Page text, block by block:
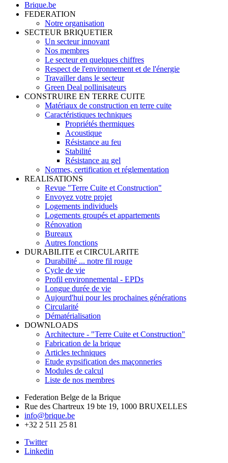
Brique.be
FEDERATION
Notre organisation
SECTEUR BRIQUETIER
Un secteur innovant
Nos membres
Le secteur en quelques chiffres
Respect de l'environnement et de l'énergie
Travailler dans le secteur
Green Deal pollinisateurs
CONSTRUIRE EN TERRE CUITE
Matériaux de construction en terre cuite
Caractéristiques techniques
Propriétés thermiques
Acoustique
Résistance au feu
Stabilité
Résistance au gel
Normes, certification et réglementation
REALISATIONS
Revue "Terre Cuite et Construction"
Envoyez votre projet
Logements individuels
Logements groupés et appartements
Rénovation
Bureaux
Autres fonctions
DURABILITE et CIRCULARITE
Durabilité ... notre fil rouge
Cycle de vie
Profil environnemental - EPDs
Longue durée de vie
Aujourd'hui pour les prochaines générations
Circularité
Dématérialisation
DOWNLOADS
Architecture - "Terre Cuite et Construction"
Fabrication de la brique
Articles techniques
Etude gypsification des maçonneries
Modules de calcul
Liste de nos membres
Federation Belge de la Brique
Rue des Chartreux 19 bte 19, 1000 BRUXELLES
info@brique.be
+32 2 511 25 81
Twitter
Linkedin